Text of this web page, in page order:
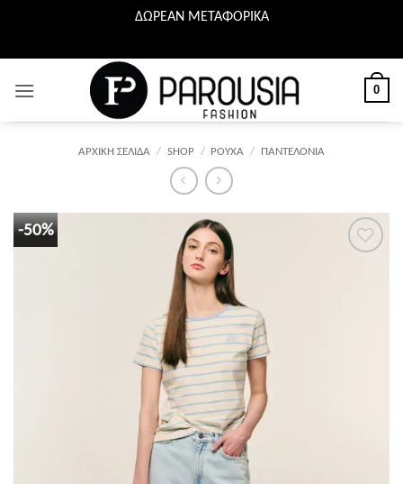
ΔΩΡΕΑΝ ΜΕΤΑΦΟΡΙΚΑ
στο
περιεχόμενο
0
ΑΡΧΙΚΉ ΣΕΛΊΔΑ / SHOP / ΡΟΥΧΑ / ΠΑΝΤΕΛΟΝΙΑ
-50%